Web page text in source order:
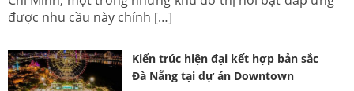
được nhu cầu này chính […]
Kiến trúc hiện đại kết hợp bản sắc
Đà Nẵng tại dự án Downtown